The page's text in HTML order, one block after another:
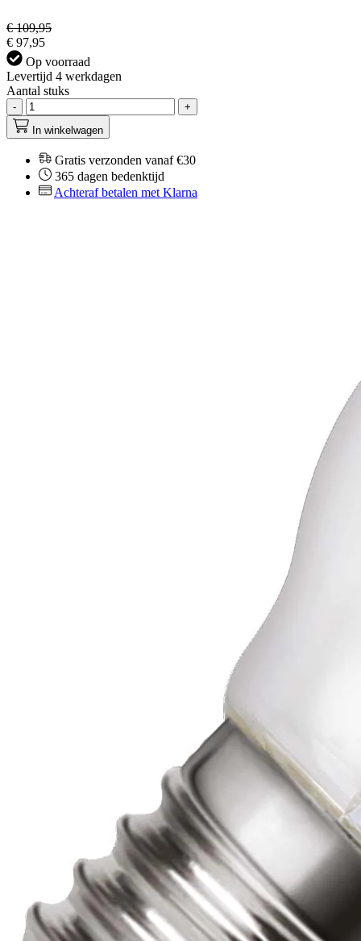
€ 109,95
€ 97,95
Op voorraad
Levertijd 4 werkdagen
Aantal stuks
-
+
In winkelwagen
Gratis verzonden vanaf €30
365 dagen bedenktijd
Achteraf betalen met Klarna